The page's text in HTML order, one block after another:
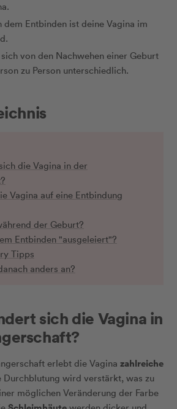
dem Entbinden ist deine Vagina im
von den Nachwehen einer Geburt
zu Person unterschiedlich.
die Vagina in der
Vagina auf eine Entbindung
der Geburt?
Entbinden "ausgeleiert"?
Tipps
anders an?
sich die Vagina in
erlebt die Vagina zahlreiche
Durchblutung wird verstärkt, was zu
möglichen Veränderung der Farbe